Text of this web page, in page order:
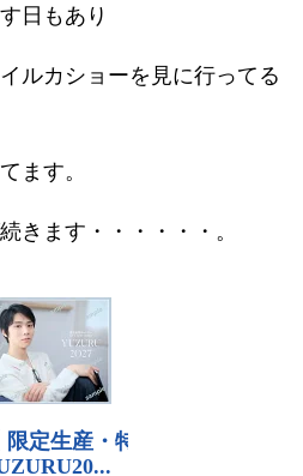
日もあり
ルカショーを見に行ってる
ます。
きます・・・・・・。